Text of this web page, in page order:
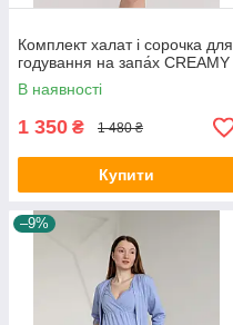
Комплект халат і сорочка для
годування на запа́х CREAMY
В наявності
1 350 ₴ 1 480 ₴
Купити
–9%